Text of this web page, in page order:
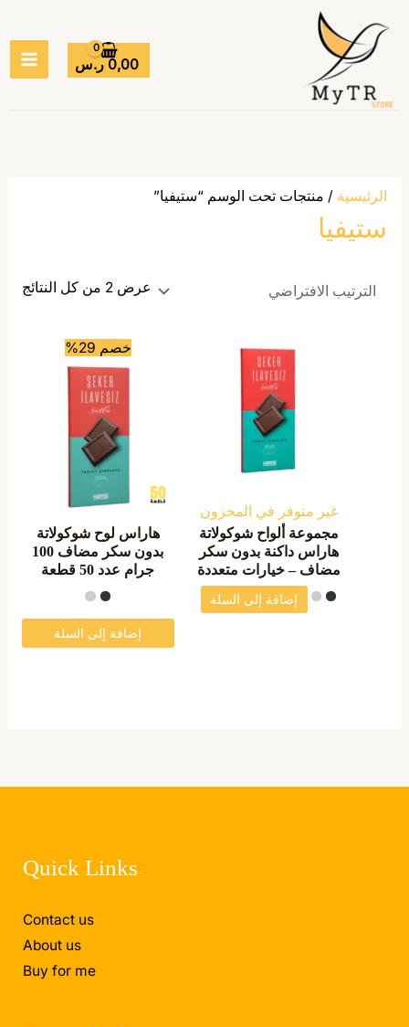
المحتوى
0,00 ر.س
الرئيسية / منتجات تحت الوسم “ستيفيا”
ستيفيا
عرض ⁦2⁩ من كل النتائج
غير متوفر في المخزون
مجموعة ألواح شوكولاتة
هاراس داكنة بدون سكر
مضاف – خيارات متعددة
إضافة إلى السلة
المنتج.
يمكن
الخيارات
المنتج
خصم 29%
هاراس لوح شوكولاتة
بدون سكر مضاف 100
جرام عدد 50 قطعة
إضافة إلى السلة
Quick Links
Contact us
About us
Buy for me